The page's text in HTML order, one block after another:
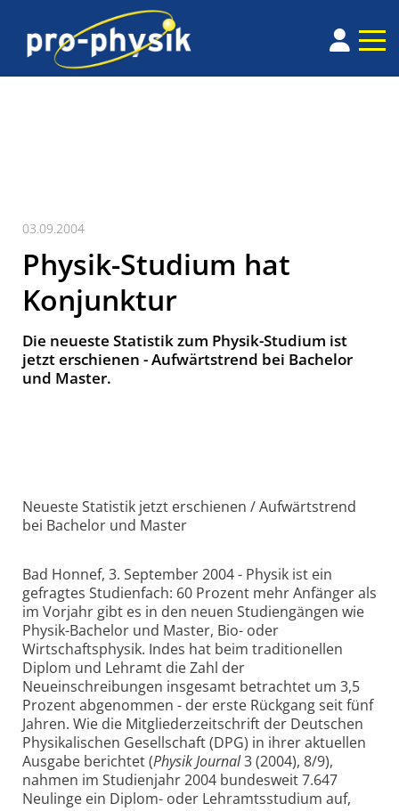
03.09.2004
Physik-Studium hat
Konjunktur
Die neueste Statistik zum Physik-Studium ist
jetzt erschienen - Aufwärtstrend bei Bachelor
und Master.
Neueste Statistik jetzt erschienen / Aufwärtstrend
bei Bachelor und Master
Bad Honnef, 3. September 2004 - Physik ist ein
gefragtes Studienfach: 60 Prozent mehr Anfänger als
im Vorjahr gibt es in den neuen Studiengängen wie
Physik-Bachelor und Master, Bio- oder
Wirtschaftsphysik. Indes hat beim traditionellen
Diplom und Lehramt die Zahl der
Neueinschreibungen insgesamt betrachtet um 3,5
Prozent abgenommen - der erste Rückgang seit fünf
Jahren. Wie die Mitgliederzeitschrift der Deutschen
Physikalischen Gesellschaft (DPG) in ihrer aktuellen
Ausgabe berichtet (Physik Journal3 (2004), 8/9),
nahmen im Studienjahr 2004 bundesweit 7.647
Neulinge ein Diplom- oder Lehramtsstudium auf,